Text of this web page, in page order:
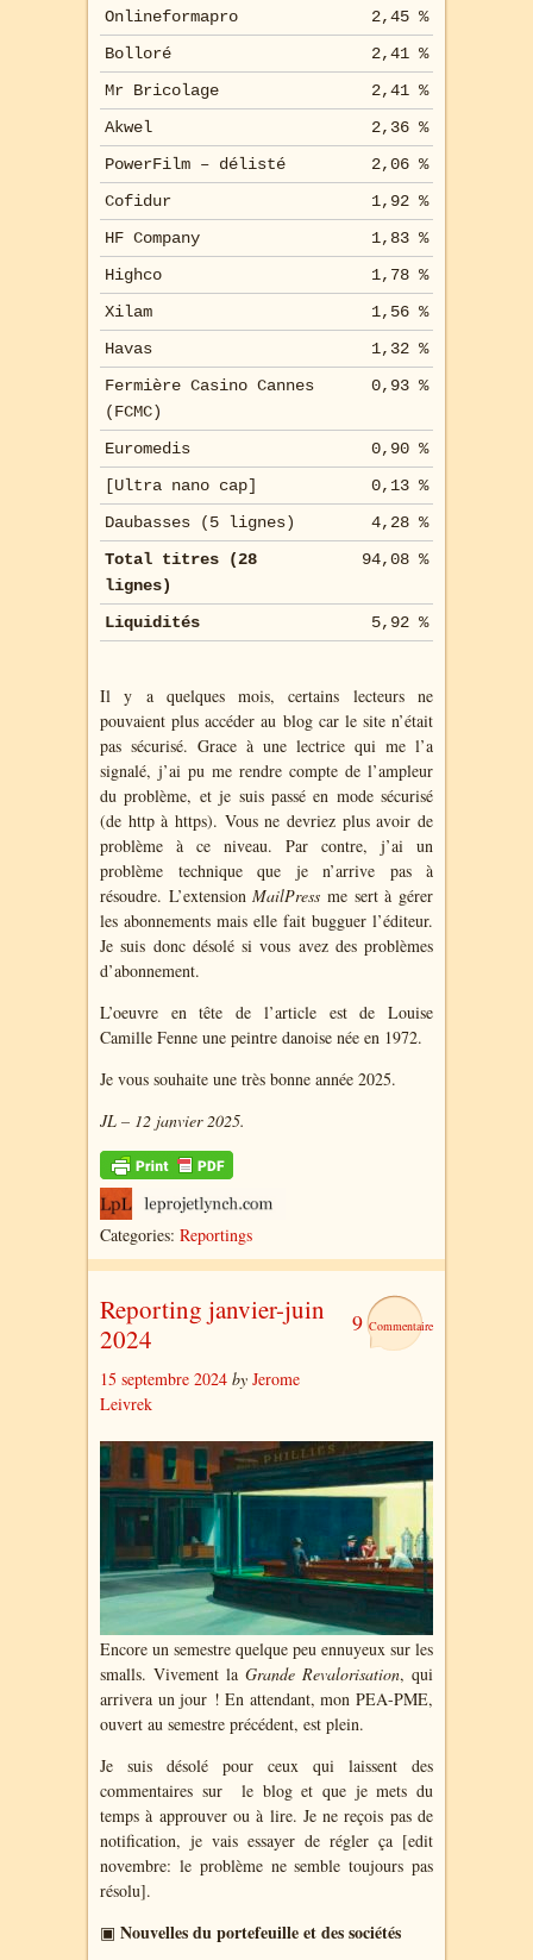
Onlineformapro
2,45 %
Bolloré
2,41 %
Mr Bricolage
2,41 %
Akwel
2,36 %
PowerFilm – délisté
2,06 %
Cofidur
1,92 %
HF Company
1,83 %
Highco
1,78 %
Xilam
1,56 %
Havas
1,32 %
Fermière Casino Cannes
(FCMC)
0,93 %
Euromedis
0,90 %
[Ultra nano cap]
0,13 %
Daubasses (5 lignes)
4,28 %
Total titres (28
lignes)
94,08 %
Liquidités 5,92 %
Il y a quelques mois, certains lecteurs ne
pouvaient plus accéder au blog car le site n’était
pas sécurisé. Grace à une lectrice qui me l’a
signalé, j’ai pu me rendre compte de l’ampleur
du problème, et je suis passé en mode sécurisé
(de http à https). Vous ne devriez plus avoir de
problème à ce niveau. Par contre, j’ai un
problème technique que je n’arrive pas à
résoudre. L’extensionMailPress me sert à gérer
les abonnements mais elle fait bugguer l’éditeur.
Je suis donc désolé si vous avez des problèmes
d’abonnement.
L’oeuvre en tête de l’article est de Louise
Camille Fenne une peintre danoise née en 1972.
Je vous souhaite une très bonne année 2025.
JL – 12 janvier 2025.
Categories: Reportings
9
Reporting janvier-juin
2024
15 septembre 2024 by Jerome
Leivrek
Encore un semestre quelque peu ennuyeux sur les
smalls. Vivement la Grande Revalorisation, qui
arrivera un jour ! En attendant, mon PEA-PME,
ouvert au semestre précédent, est plein.
Je suis désolé pour ceux qui laissent des
commentaires sur le blog et que je mets du
temps à approuver ou à lire. Je ne reçois pas de
notification, je vais essayer de régler ça [edit
novembre: le problème ne semble toujours pas
résolu].
▣ Nouvelles du portefeuille et des sociétés